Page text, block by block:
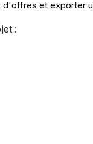
d'offres et exporter
: